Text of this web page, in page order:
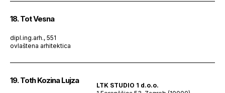
18. Tot Vesna
dipl.ing.arh., 551
ovlaštena arhitektica
19. Toth Kozina Lujza
LTK STUDIO 1 d.o.o.